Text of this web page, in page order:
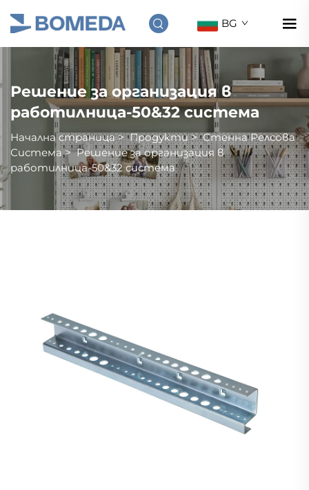
BG
Решение за организация в
работилница-50&32 система
Начална страница>Продукти>Стенна Релсовa
Система>Решение за организация в
работилница-50&32 система